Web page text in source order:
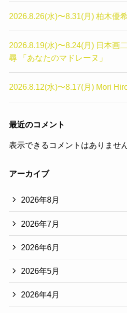
2026.8.26(水)〜8.31(月) 柏木優
2026.8.19(水)〜8.24(月) 日本画
尋 「あなたのマドレーヌ」
2026.8.12(水)〜8.17(月) Mori
最近のコメント
表示できるコメントはありません
アーカイブ
2026年8月
2026年7月
2026年6月
2026年5月
2026年4月